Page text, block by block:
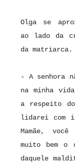
Olga se
ao lado da
da matriarca.
- A senhora
na minha
a respeito do
lidarei com
Mamãe,
muito bem
daquele